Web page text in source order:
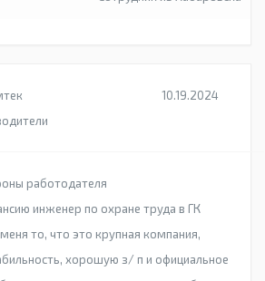
10.19.2024
работодателя
инженер по охране труда в ГК
то, что это крупная компания,
хорошую з/ п и официальное